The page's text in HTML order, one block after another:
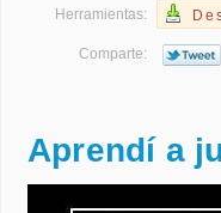
Herramientas:
Comparte:
Aprendí a